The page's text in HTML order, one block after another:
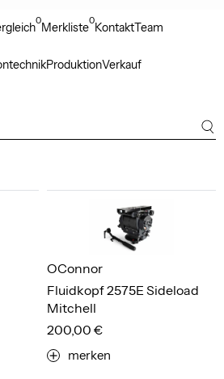
ProduktionVerkauf
0Merkliste0KontaktTeam
Fluidkopf 2575E Sideload
Mitchell
OConnor
200,00 €
merken